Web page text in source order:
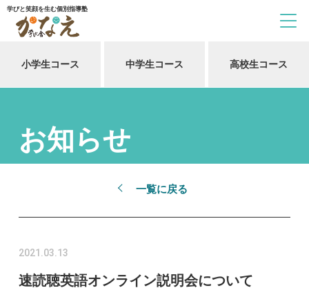
学びと笑顔を生む個別指導塾
小学生コース 中学生コース 高校生コース
お知らせ
一覧に戻る
2021.03.13
速読聴英語オンライン説明会について